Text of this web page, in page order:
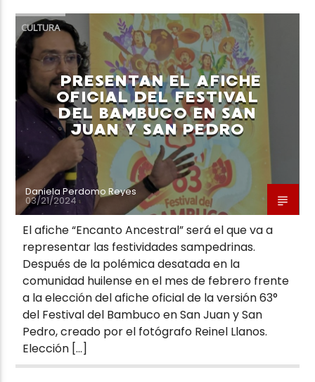
CULTURA
PRESENTAN EL AFICHE
OFICIAL DEL FESTIVAL
DEL BAMBUCO EN SAN
JUAN Y SAN PEDRO
Daniela Perdomo Reyes
03/21/2024
El afiche “Encanto Ancestral” será el que va a
representar las festividades sampedrinas.
Después de la polémica desatada en la
comunidad huilense en el mes de febrero frente
a la elección del afiche oficial de la versión 63°
del Festival del Bambuco en San Juan y San
Pedro, creado por el fotógrafo Reinel Llanos.
Elección […]